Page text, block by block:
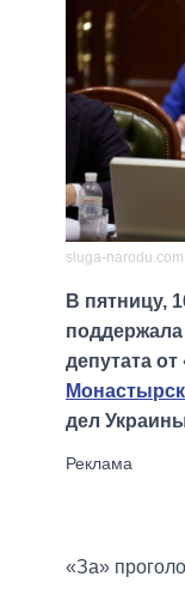
sluga-narodu.com
В пятницу,
депутата
дел
«За»